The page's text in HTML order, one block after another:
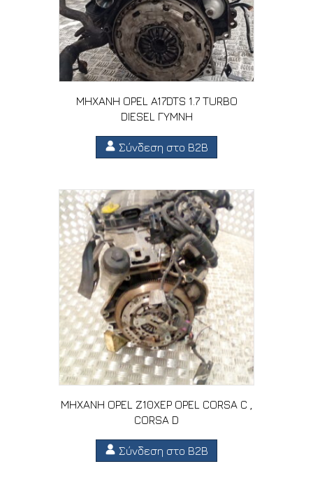
ΜΗΧΑΝΗ OPEL A17DTS 1.7 TURBO
DIESEL ΓΥΜΝΗ
Σύνδεση στο B2B
ΜΗΧΑΝΗ OPEL Z10XEP OPEL CORSA C ,
CORSA D
Σύνδεση στο B2B